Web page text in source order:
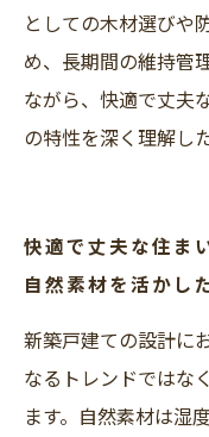
としての木材選びや
め、長期間の維持管
ながら、快適で丈夫
の特性を深く理解し
快適で丈夫な住ま
自然素材を活かし
新築戸建ての設計に
なるトレンドではな
ます。自然素材は湿